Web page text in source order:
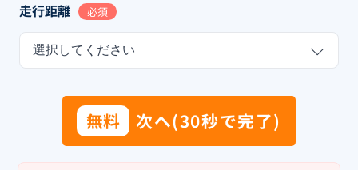
走行距離 必須
選択してください
無料 次へ(30秒で完了)